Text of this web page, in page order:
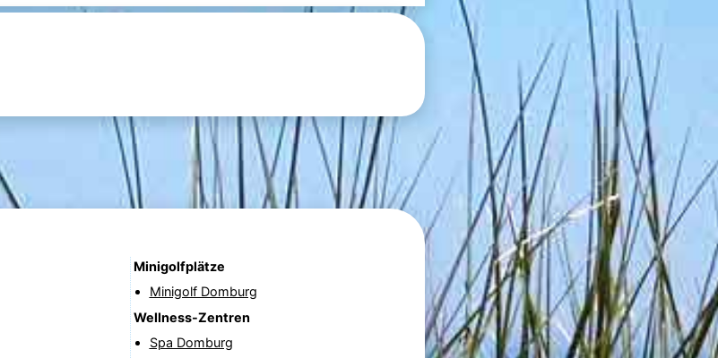
Minigolfplätze
Minigolf Domburg
Wellness-Zentren
Spa Domburg